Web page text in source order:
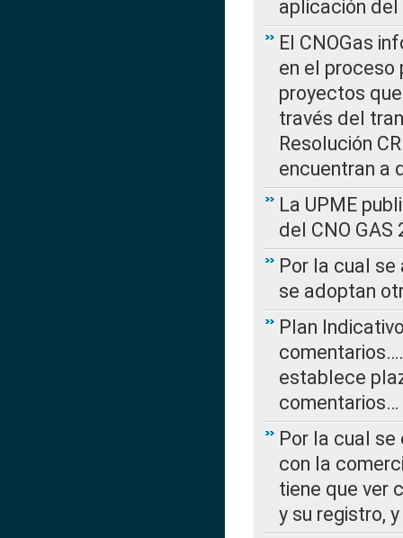
aplicación
El CNOGas
en el proceso
proyectos
través del
Resolución
encuentran a
La UPME
del CNO
Por la cual
se adoptan
Plan
establece
comentarios…
Por la cual
con la
tiene que ver
y su registro,